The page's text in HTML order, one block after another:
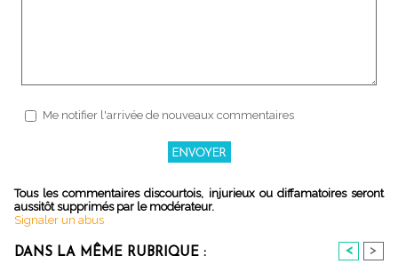
Me notifier l'arrivée de nouveaux commentaires
Tous les commentaires discourtois, injurieux ou diffamatoires seront
aussitôt supprimés par le modérateur.
Signaler un abus
DANS LA MÊME RUBRIQUE : < >